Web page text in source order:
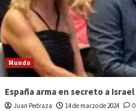
Mundo
España arma en secreto a Israel
Juan Pedraza 14 de marzo de 2024 0